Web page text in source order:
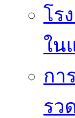
โร
ใน
กา
รว